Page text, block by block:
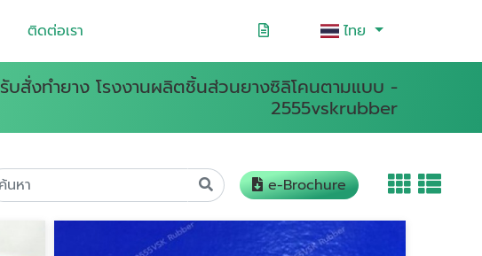
ติดต่อเรา ไทย
รับสั่งทำยาง โรงงานผลิตชิ้นส่วนยางซิลิโคนตามแบบ -
2555vskrubber
e-Brochure